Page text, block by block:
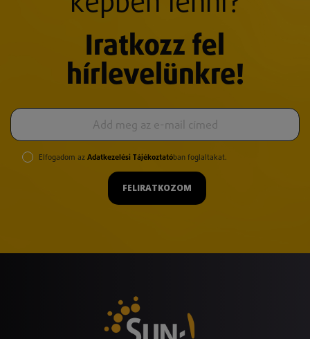
Iratkozz fel
hírlevelünkre!
Elfogadom az Adatkezelési Tájékoztatóban foglaltakat.
FELIRATKOZOM